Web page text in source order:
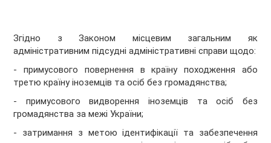
Згідно з Законом місцевим загальним як
адміністративним підсудні адміністративні справи щодо:
- примусового повернення в країну походження або
третю країну іноземців та осіб без громадянства;
- примусового видворення іноземців та осіб без
громадянства за межі України;
- затримання з метою ідентифікації та забезпечення